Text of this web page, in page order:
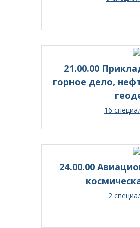
21.00.00
горное дело,
16
24.00.00
2